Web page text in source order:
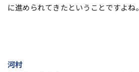
に進められてきたということですよね。
河村